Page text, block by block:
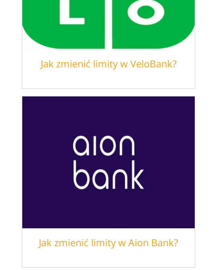
Jak zmienić limity w VeloBank?
Jak zmienić limity w Aion Bank?